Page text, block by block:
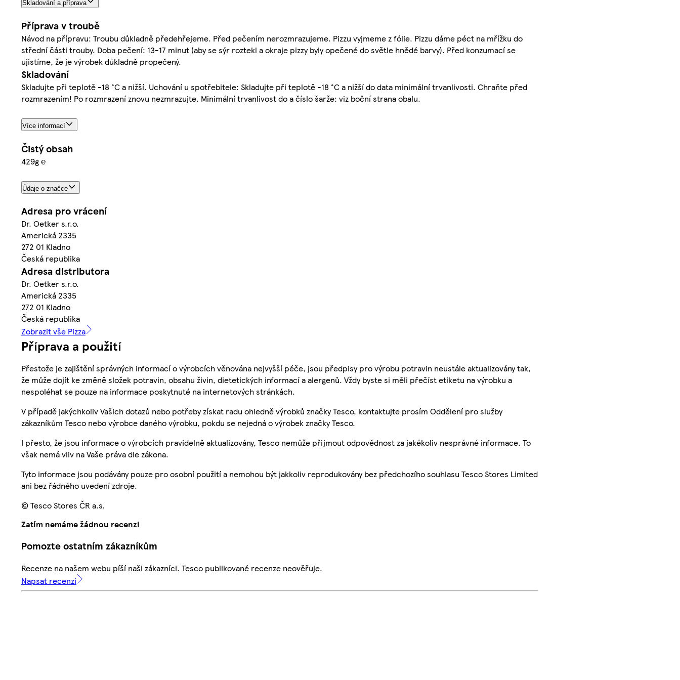
Skladování a příprava
Příprava v troubě
Návod na přípravu: Troubu důkladně předehřejeme. Před pečením nerozmrazujeme. Pizzu vyjmeme z fólie. Pizzu dáme péct na mřížku do
střední části trouby. Doba pečení: 13-17 minut (aby se sýr roztekl a okraje pizzy byly opečené do světle hnědé barvy). Před konzumací se
ujistíme, že je výrobek důkladně propečený.
Skladování
Skladujte při teplotě -18 °C a nižší. Uchování u spotřebitele: Skladujte při teplotě -18 °C a nižší do data minimální trvanlivosti. Chraňte před
rozmrazením! Po rozmrazení znovu nezmrazujte. Minimální trvanlivost do a číslo šarže: viz boční strana obalu.
Více informací
Čistý obsah
429g ℮
Údaje o značce
Adresa pro vrácení
Dr. Oetker s.r.o.
Americká 2335
272 01 Kladno
Česká republika
Adresa distributora
Dr. Oetker s.r.o.
Americká 2335
272 01 Kladno
Česká republika
Zobrazit vše Pizza
Příprava a použití
Přestože je zajištění správných informací o výrobcích věnována nejvyšší péče, jsou předpisy pro výrobu potravin neustále aktualizovány tak,
že může dojít ke změně složek potravin, obsahu živin, dietetických informací a alergenů. Vždy byste si měli přečíst etiketu na výrobku a
nespoléhat se pouze na informace poskytnuté na internetových stránkách.
V případě jakýchkoliv Vašich dotazů nebo potřeby získat radu ohledně výrobků značky Tesco, kontaktujte prosím Oddělení pro služby
zákazníkům Tesco nebo výrobce daného výrobku, pokdu se nejedná o výrobek značky Tesco.
I přesto, že jsou informace o výrobcích pravidelně aktualizovány, Tesco nemůže přijmout odpovědnost za jakékoliv nesprávné informace. To
však nemá vliv na Vaše práva dle zákona.
Tyto informace jsou podávány pouze pro osobní použití a nemohou být jakkoliv reprodukovány bez předchozího souhlasu Tesco Stores Limited
ani bez řádného uvedení zdroje.
© Tesco Stores ČR a.s.
Zatím nemáme žádnou recenzi
Pomozte ostatním zákazníkům
Recenze na našem webu píší naši zákazníci. Tesco publikované recenze neověřuje.
Napsat recenzi